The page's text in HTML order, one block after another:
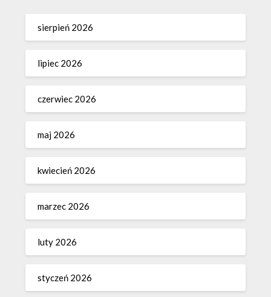
sierpień 2026
lipiec 2026
czerwiec 2026
maj 2026
kwiecień 2026
marzec 2026
luty 2026
styczeń 2026